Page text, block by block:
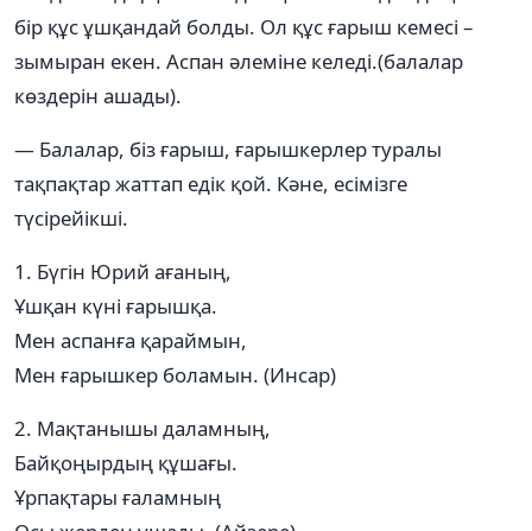
бір құс ұшқандай болды. Ол құс ғарыш кемесі –
зымыран екен. Аспан әлеміне келеді.(балалар
көздерін ашады).
— Балалар, біз ғарыш, ғарышкерлер туралы
тақпақтар жаттап едік қой. Кәне, есімізге
түсірейікші.
1. Бүгін Юрий ағаның,
Ұшқан күні ғарышқа.
Мен аспанға қараймын,
Мен ғарышкер боламын. (Инсар)
2. Мақтанышы даламның,
Байқоңырдың құшағы.
Ұрпақтары ғаламның